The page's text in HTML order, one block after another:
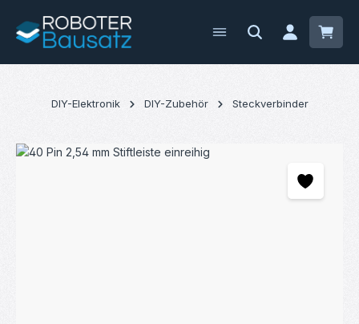
Zum Hauptinhalt springen
DIY-Elektronik DIY-Zubehör Steckverbinder
Bildergalerie überspringen